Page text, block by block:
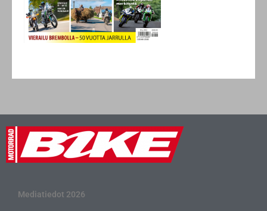
Mediatiedot 2026